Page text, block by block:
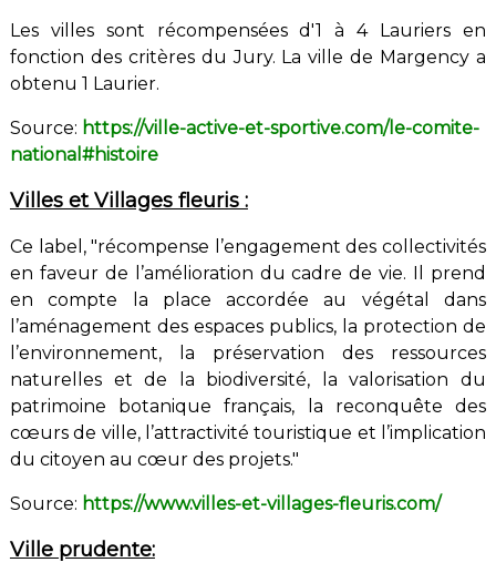
Les villes sont récompensées d'1 à 4 Lauriers en
fonction des critères du Jury. La ville de Margency a
obtenu 1 Laurier.
Source: https://ville-active-et-sportive.com/le-comite-
national#histoire
Villes et Villages fleuris :
Ce label, "récompense l’engagement des collectivités
en faveur de l’amélioration du cadre de vie. Il prend
en compte la place accordée au végétal dans
l’aménagement des espaces publics, la protection de
l’environnement, la préservation des ressources
naturelles et de la biodiversité, la valorisation du
patrimoine botanique français, la reconquête des
cœurs de ville, l’attractivité touristique et l’implication
du citoyen au cœur des projets."
Source: https://www.villes-et-villages-fleuris.com/
Ville prudente: